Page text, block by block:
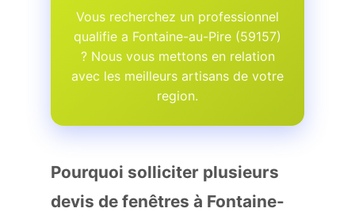
Vous recherchez un professionnel
qualifie a Fontaine-au-Pire (59157)
? Nous vous mettons en relation
avec les meilleurs artisans de votre
region.
Pourquoi solliciter plusieurs
devis de fenêtres à Fontaine-